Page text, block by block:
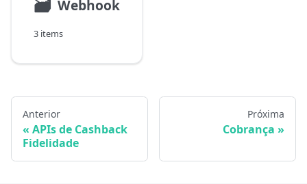
🗃 Webhook
3 items
Anterior
APIs de Cashback
Fidelidade
Próxima
Cobrança